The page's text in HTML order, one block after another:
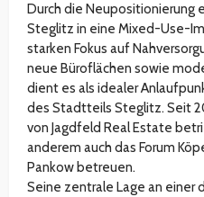
Durch die Neupositionierung
Steglitz in eine Mixed-Use-
starken Fokus auf
neue Büroflächen sowie
dient es als idealer
des Stadtteils Steglitz. Seit
von Jagdfeld Real Estate
anderem auch das Forum
Pankow betreuen.
Seine zentrale Lage an